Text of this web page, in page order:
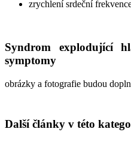
zrychlení srdeční
Syndrom explodující
symptomy
obrázky a fotografie budou
Další články v této